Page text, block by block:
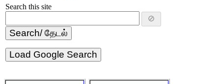
Search this site
🚫
Load Google Search